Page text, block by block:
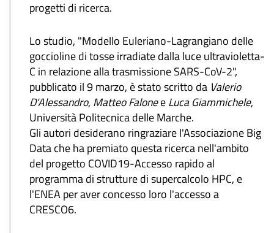
progetti di ricerca.
Lo studio, "Modello Euleriano-Lagrangiano delle
goccioline di tosse irradiate dalla luce ultravioletta-
C in relazione alla trasmissione SARS-CoV-2",
pubblicato il 9 marzo, è stato scritto da Valerio
D'Alessandro, Matteo FaloneeLuca Giammichele,
Università Politecnica delle Marche.
Gli autori desiderano ringraziare l'Associazione Big
Data che ha premiato questa ricerca nell'ambito
del progetto COVID19-Accesso rapido al
programma di strutture di supercalcolo HPC, e
l'ENEA per aver concesso loro l'accesso a
CRESCO6.